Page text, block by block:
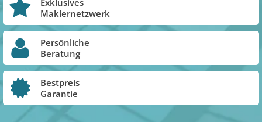
Maklernetzwerk
Persönliche
Beratung
Bestpreis
Garantie